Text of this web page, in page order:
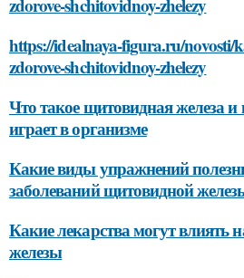
zdorove-shchitovidnoy-zhelezy
https://idealnaya-figura.ru/novosti/
zdorove-shchitovidnoy-zhelezy
Что такое щитовидная железа
играет в организме
Какие виды упражнений
заболеваний щитовидной
Какие лекарства могут влиять
железы